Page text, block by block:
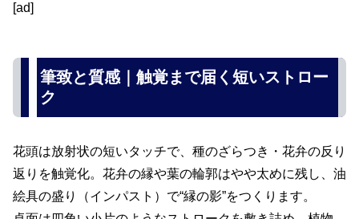
[ad]
筆致と質感｜触覚まで届く短いストロー
ク
花頭は放射状の短いタッチで、種のざらつき・花弁の反り
返りを触覚化。花弁の縁や葉の輪郭はやや太めに残し、油
絵具の盛り（インパスト）で“縁の影”をつくります。